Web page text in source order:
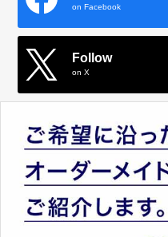
on Facebook
Follow
on X